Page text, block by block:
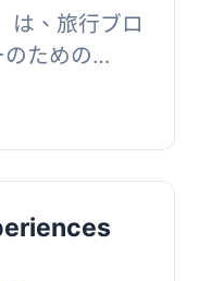
は、旅行ブロ
ための
ドを簡単に